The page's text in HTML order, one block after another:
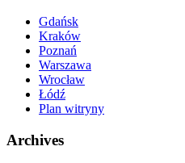
Gdańsk
Kraków
Poznań
Warszawa
Wrocław
Łódź
Plan witryny
Archives